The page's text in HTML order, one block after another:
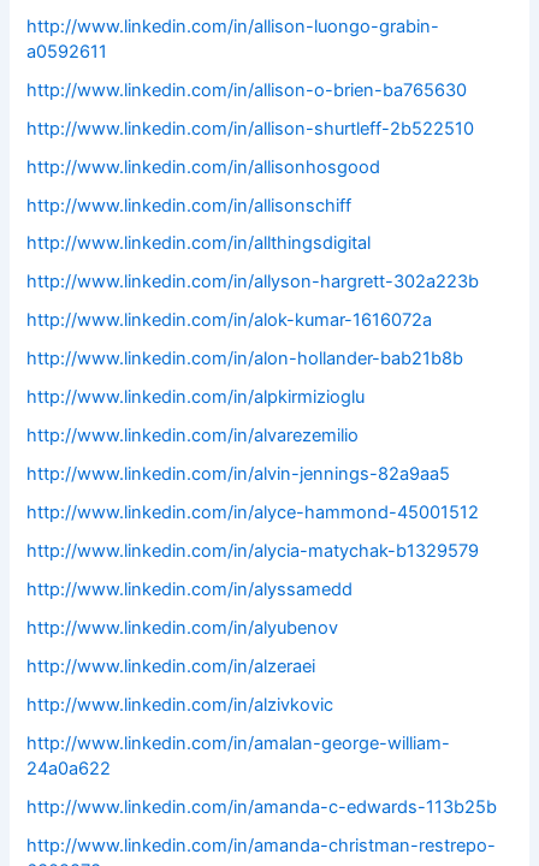
http://www.linkedin.com/in/allison-luongo-grabin-
a0592611
http://www.linkedin.com/in/allison-o-brien-ba765630
http://www.linkedin.com/in/allison-shurtleff-2b522510
http://www.linkedin.com/in/allisonhosgood
http://www.linkedin.com/in/allisonschiff
http://www.linkedin.com/in/allthingsdigital
http://www.linkedin.com/in/allyson-hargrett-302a223b
http://www.linkedin.com/in/alok-kumar-1616072a
http://www.linkedin.com/in/alon-hollander-bab21b8b
http://www.linkedin.com/in/alpkirmizioglu
http://www.linkedin.com/in/alvarezemilio
http://www.linkedin.com/in/alvin-jennings-82a9aa5
http://www.linkedin.com/in/alyce-hammond-45001512
http://www.linkedin.com/in/alycia-matychak-b1329579
http://www.linkedin.com/in/alyssamedd
http://www.linkedin.com/in/alyubenov
http://www.linkedin.com/in/alzeraei
http://www.linkedin.com/in/alzivkovic
http://www.linkedin.com/in/amalan-george-william-
24a0a622
http://www.linkedin.com/in/amanda-c-edwards-113b25b
http://www.linkedin.com/in/amanda-christman-restrepo-